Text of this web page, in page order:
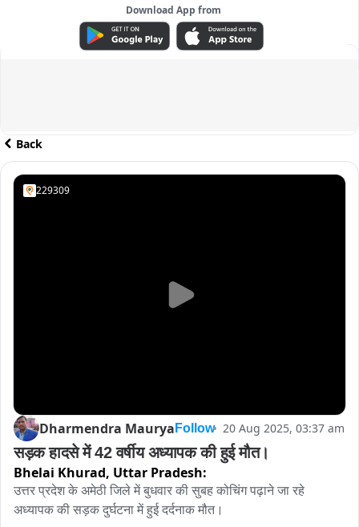
Download App from
ADVERTISEMENT
Back
229309
Dharmendra Maurya Follow 20 Aug 2025, 03:37 am
सड़क हादसे में 42 वर्षीय अध्यापक की हुई मौत।
Bhelai Khurad, Uttar Pradesh:
उत्तर प्रदेश के अमेठी जिले में बुधवार की सुबह कोचिंग पढ़ाने जा रहे
अध्यापक की सड़क दुर्घटना में हुई दर्दनाक मौत।